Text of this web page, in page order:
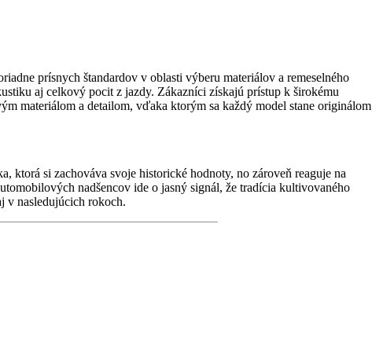
prísnych štandardov v oblasti výberu materiálov a remeselného
aj celkový pocit z jazdy. Zákazníci získajú prístup k širokému
materiálom a detailom, vďaka ktorým sa každý model stane originálom
si zachováva svoje historické hodnoty, no zároveň reaguje na
nadšencov ide o jasný signál, že tradícia kultivovaného
v nasledujúcich rokoch.